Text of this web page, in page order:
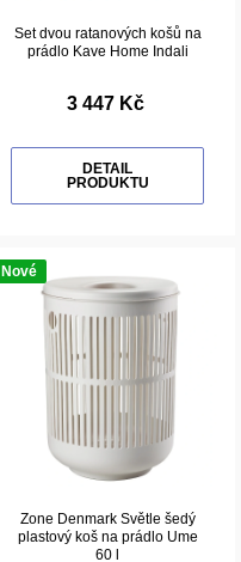
Set dvou ratanových košů na
prádlo Kave Home Indali
3 447 Kč
DETAIL
PRODUKTU
Nové
Zone Denmark Světle šedý
plastový koš na prádlo Ume
60 l